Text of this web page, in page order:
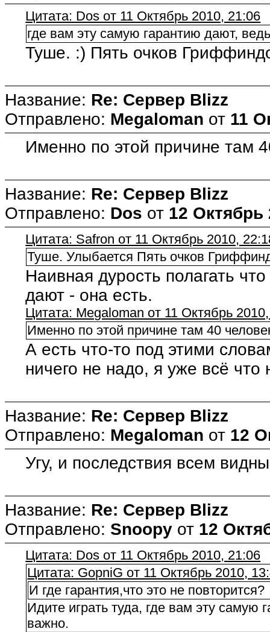
Цитата: Dos от 11 Октябрь 2010, 21:06
где вам эту самую гарантию дают,
Туше. :) Пять очков
Название: Re: Сервер Blizz
Отправлено: Megaloman от 11
Именно по этой причине там
Название: Re: Сервер Blizz
Отправлено: Dos от 12 Октябрь
Цитата: Safron от 11 Октябрь 2010,
Туше. Улыбается Пять очков
Наивная дурость полагать
дают - она есть.
Цитата: Megaloman от 11 Октябрь
Именно по этой причине там 40
А есть что-то под этими
ничего не надо, я уже всё что
Название: Re: Сервер Blizz
Отправлено: Megaloman от 12
Угу, и последствия всем
Название: Re: Сервер Blizz
Отправлено: Snoopy от 12
Цитата: Dos от 11 Октябрь 2010, 21:06
Цитата: GopniG от 11 Октябрь 2010,
И где гарантия,что это не повторится?
Идите играть туда, где вам эту самую
важно.